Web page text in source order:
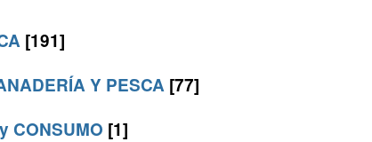
[191]
Y PESCA [77]
CONSUMO [1]